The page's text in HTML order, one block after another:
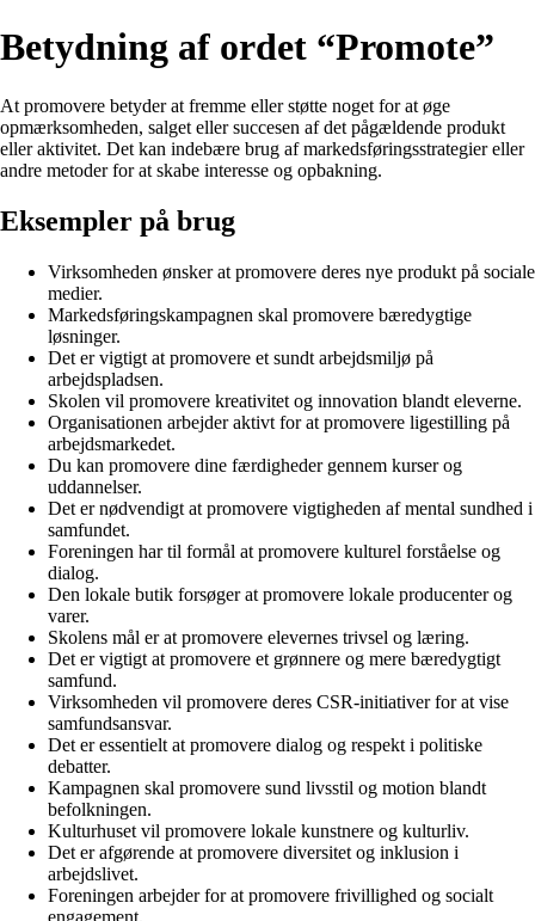
Betydning af ordet “Promote”
At promovere betyder at fremme eller støtte noget for at øge
opmærksomheden, salget eller succesen af det pågældende produkt
eller aktivitet. Det kan indebære brug af markedsføringsstrategier eller
andre metoder for at skabe interesse og opbakning.
Eksempler på brug
Virksomheden ønsker at promovere deres nye produkt på sociale
medier.
Markedsføringskampagnen skal promovere bæredygtige
løsninger.
Det er vigtigt at promovere et sundt arbejdsmiljø på
arbejdspladsen.
Skolen vil promovere kreativitet og innovation blandt eleverne.
Organisationen arbejder aktivt for at promovere ligestilling på
arbejdsmarkedet.
Du kan promovere dine færdigheder gennem kurser og
uddannelser.
Det er nødvendigt at promovere vigtigheden af mental sundhed i
samfundet.
Foreningen har til formål at promovere kulturel forståelse og
dialog.
Den lokale butik forsøger at promovere lokale producenter og
varer.
Skolens mål er at promovere elevernes trivsel og læring.
Det er vigtigt at promovere et grønnere og mere bæredygtigt
samfund.
Virksomheden vil promovere deres CSR-initiativer for at vise
samfundsansvar.
Det er essentielt at promovere dialog og respekt i politiske
debatter.
Kampagnen skal promovere sund livsstil og motion blandt
befolkningen.
Kulturhuset vil promovere lokale kunstnere og kulturliv.
Det er afgørende at promovere diversitet og inklusion i
arbejdslivet.
Foreningen arbejder for at promovere frivillighed og socialt
engagement.